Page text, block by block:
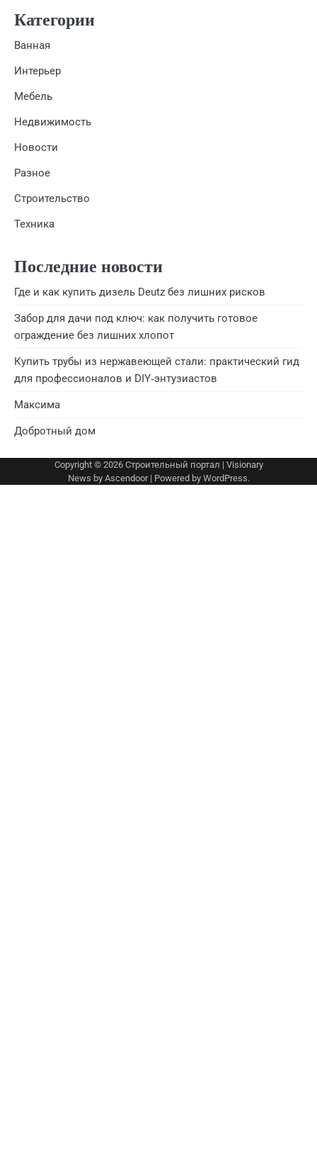
Категории
Ванная
Интерьер
Мебель
Недвижимость
Новости
Разное
Строительство
Техника
Последние новости
Где и как купить дизель Deutz без лишних рисков
Забор для дачи под ключ: как получить готовое
ограждение без лишних хлопот
Купить трубы из нержавеющей стали: практический гид
для профессионалов и DIY‑энтузиастов
Максима
Добротный дом
Copyright © 2026 Строительный портал | Visionary
News by Ascendoor| Powered by WordPress.